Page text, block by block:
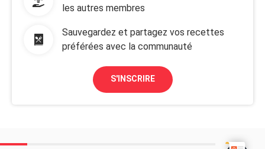
les autres membres
Sauvegardez et partagez vos recettes
préférées avec la communauté
S'INSCRIRE